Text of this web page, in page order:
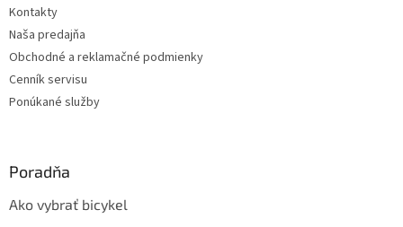
Kontakty
Naša predajňa
Obchodné a reklamačné podmienky
Cenník servisu
Ponúkané služby
Poradňa
Ako vybrať bicykel